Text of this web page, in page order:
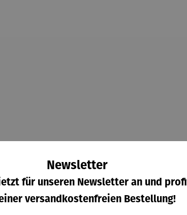
Newsletter
für unseren Newsletter an und
versandkostenfreien Bestellung!